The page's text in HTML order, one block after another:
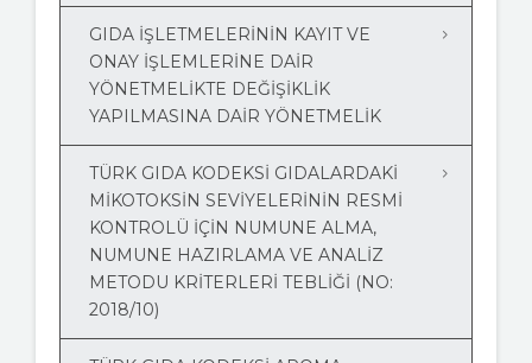
GIDA İŞLETMELERİNİN KAYIT VE
ONAY İŞLEMLERİNE DAİR
YÖNETMELİKTE DEĞİŞİKLİK
YAPILMASINA DAİR YÖNETMELİK
TÜRK GIDA KODEKSI GIDALARDAKI
MIKOTOKSIN SEVIYELERININ RESMI
KONTROLÜ İÇIN NUMUNE ALMA,
NUMUNE HAZIRLAMA VE ANALIZ
METODU KRITERLERI TEBLIĞI (NO:
2018/10)